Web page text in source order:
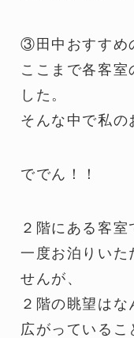
③田中おすすめ
ここまで各客室
した。
そんな中で私
ででん！！
２階にある客室
一度お泊りいた
せんが、
２階の眺望は
広がっているこ